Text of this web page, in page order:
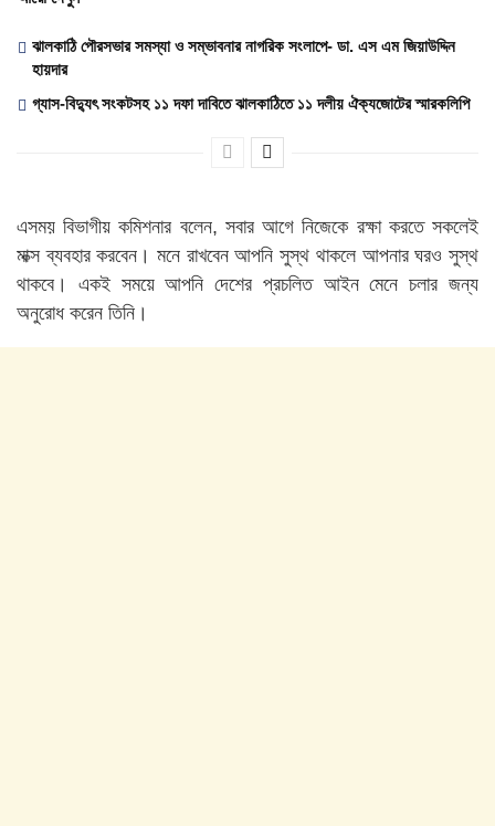
ঝালকাঠি পৌরসভার সমস্যা ও সম্ভাবনার নাগরিক সংলাপে- ডা. এস এম জিয়াউদ্দিন
হায়দার
গ্যাস-বিদ্যুৎ সংকটসহ ১১ দফা দাবিতে ঝালকাঠিতে ১১ দলীয় ঐক্যজোটের স্মারকলিপি
এসময় বিভাগীয় কমিশনার বলেন, সবার আগে নিজেকে রক্ষা করতে সকলেই
মাক্স ব্যবহার করবেন। মনে রাখবেন আপনি সুস্থ থাকলে আপনার ঘরও সুস্থ
থাকবে। একই সময়ে আপনি দেশের প্রচলিত আইন মেনে চলার জন্য
অনুরোধ করেন তিনি।